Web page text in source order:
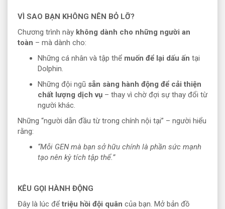
VÌ SAO BẠN KHÔNG NÊN BỎ LỠ?
Chương trình này không dành cho những người an
toàn – mà dành cho:
Những cá nhân và tập thể muốn để lại dấu ấn tại
Dolphin.
Những đội ngũ sẵn sàng hành động để cải thiện
chất lượng dịch vụ – thay vì chờ đợi sự thay đổi từ
người khác.
Những “người dẫn đầu từ trong chính nội tại” – người hiểu
rằng:
“Mỗi GEN mà bạn sở hữu chính là phần sức mạnh
tạo nên kỳ tích tập thể.”
KÊU GỌI HÀNH ĐỘNG
Đây là lúc để triệu hồi đội quân của bạn. Mở bản đồ